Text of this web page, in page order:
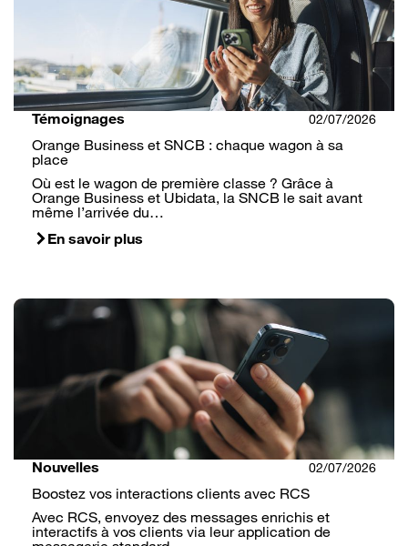
Témoignages 02/07/2026
Orange Business et SNCB : chaque wagon à sa
place
Où est le wagon de première classe ? Grâce à
Orange Business et Ubidata, la SNCB le sait avant
même l’arrivée du…
En savoir plus
Nouvelles 02/07/2026
Boostez vos interactions clients avec RCS
Avec RCS, envoyez des messages enrichis et
interactifs à vos clients via leur application de